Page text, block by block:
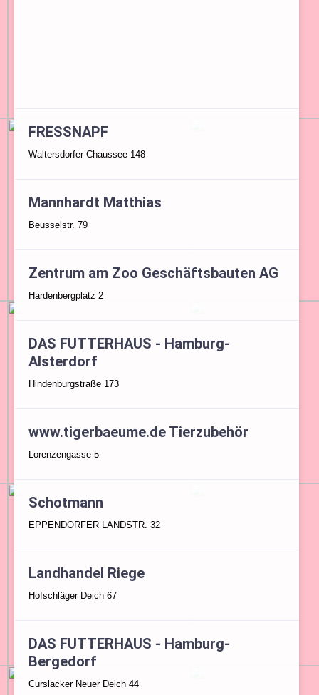
FRESSNAPF
Waltersdorfer Chaussee 148
Mannhardt Matthias
Beusselstr. 79
Zentrum am Zoo Geschäftsbauten AG
Hardenbergplatz 2
DAS FUTTERHAUS - Hamburg-
Alsterdorf
Hindenburgstraße 173
www.tigerbaeume.de Tierzubehör
Lorenzengasse 5
Schotmann
EPPENDORFER LANDSTR. 32
Landhandel Riege
Hofschläger Deich 67
DAS FUTTERHAUS - Hamburg-
Bergedorf
Curslacker Neuer Deich 44